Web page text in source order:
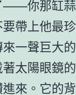
——你那缸
帶上他最
一聲巨大
太陽眼鏡
來。它的